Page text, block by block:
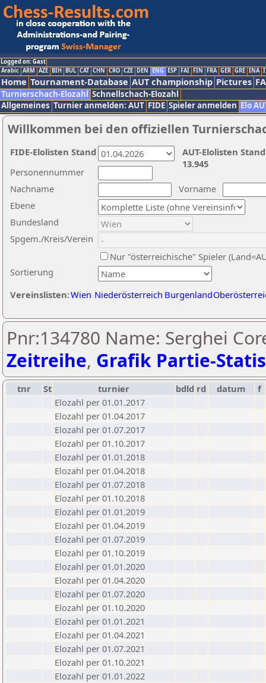
Logged on: Gast
Arabic ARM AZE BIH BUL CAT CHN CRO CZE DEN ENG ESP FAI FIN FRA GER GRE INA
Home Tournament-Database AUT championship Pictures
Turnierschach-Elozahl Schnellschach-Elozahl
Allgemeines Turnier anmelden: AUT FIDE Spieler anmelden Elo
Willkommen bei den offiziellen
Nachname
Vorname
Ebene
Sortierung
Personennummer
Bundesland
Spgem./Kreis/Verein
Nur "österreichische" Spieler
Vereinslisten:Wien Niederösterreich Burgenland
AUT-Elolisten
13.945
FIDE-Elolisten Stand
Pnr:134780 Name: Serghei
Zeitreihe, Grafik Partie-
tnr St turnier bdld rd datum
f
Elozahl per 01.01.2017
Elozahl per 01.04.2017
Elozahl per 01.07.2017
Elozahl per 01.10.2017
Elozahl per 01.01.2018
Elozahl per 01.04.2018
Elozahl per 01.07.2018
Elozahl per 01.10.2018
Elozahl per 01.01.2019
Elozahl per 01.04.2019
Elozahl per 01.07.2019
Elozahl per 01.10.2019
Elozahl per 01.01.2020
Elozahl per 01.04.2020
Elozahl per 01.07.2020
Elozahl per 01.10.2020
Elozahl per 01.01.2021
Elozahl per 01.04.2021
Elozahl per 01.07.2021
Elozahl per 01.10.2021
Elozahl per 01.01.2022